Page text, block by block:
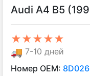
Audi A4 B5
★★★★★
🚚 7-10 дней
Номер OEM: